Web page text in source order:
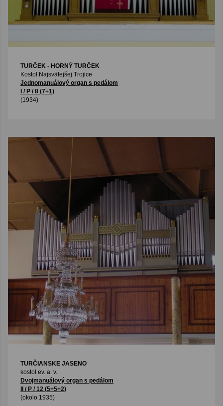
TURČEK - HORNÝ TURČEK
Kostol Najsvätejšej Trojice
Jednomanuálový organ s pedálom
I / P / 8 (7+1)
(1934)
TURČIANSKE JASENO
kostol ev. a. v.
Dvojmanuálový organ s pedálom
II / P / 12 (5+5+2)
(okolo 1935)